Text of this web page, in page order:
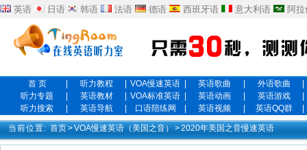
英语 日语 韩语 法语 德语 西班牙语 意大利语 阿
首 页 听力教程 VOA慢速英语 英语歌曲 外语歌曲
听力专题
英语教材 VOA标准英语 英语动画 英语游戏
听力搜索
英语导航 口语陪练网 英语视频 英语QQ群
当前位置: 首页>VOA慢速英语（美国之音） >2020年美国之音慢速英语